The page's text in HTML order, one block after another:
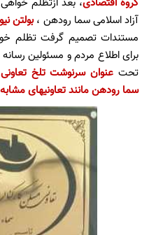
گروه اقتصادی، بعد ازتظلم
آزاد اسلامی سما رودهن ،بولتن
مستندات تصمیم گرفت تظلم
برای اطلاع مردم و مسئولین
تحت عنوان سرنوشت تلخ
سما رودهن مانند تعاونیهای